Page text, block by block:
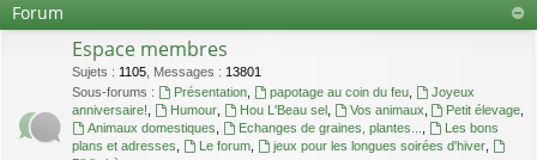
Forum
Espace membres
Sujets : 1105 Messages : 13801
Sous-forums :
Présentation, papotage au coin du feu,
Joyeux
anniversaire!
Humour, Hou L'Beau sel, Vos animaux Petit élevage
Animaux domestiques
Echanges de graines, plantes...
Les bons
plans et adresses
Le forum, jeux pour les longues soirées d'hiver,